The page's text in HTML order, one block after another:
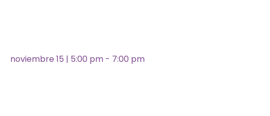
noviembre 15 | 5:00 pm - 7:00 pm